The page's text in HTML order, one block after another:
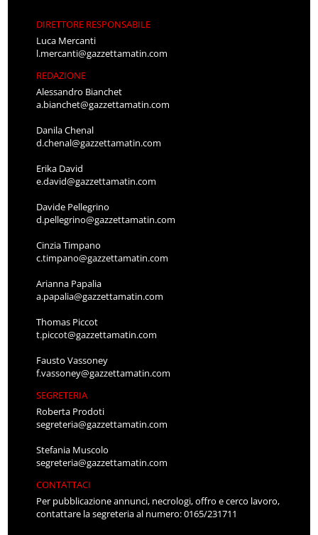
DIRETTORE RESPONSABILE
Luca Mercanti
l.mercanti@gazzettamatin.com
REDAZIONE
Alessandro Bianchet
a.bianchet@gazzettamatin.com
Danila Chenal
d.chenal@gazzettamatin.com
Erika David
e.david@gazzettamatin.com
Davide Pellegrino
d.pellegrino@gazzettamatin.com
Cinzia Timpano
c.timpano@gazzettamatin.com
Arianna Papalia
a.papalia@gazzettamatin.com
Thomas Piccot
t.piccot@gazzettamatin.com
Fausto Vassoney
f.vassoney@gazzettamatin.com
SEGRETERIA
Roberta Prodoti
segreteria@gazzettamatin.com
Stefania Muscolo
segreteria@gazzettamatin.com
CONTATTACI
Per pubblicazione annunci, necrologi, offro e cerco lavoro,
contattare la segreteria al numero: 0165/231711